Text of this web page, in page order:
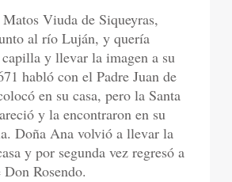
Viuda de Siqueyras,
al río Luján, y quería
y llevar la imagen a su
habló con el Padre Juan de
en su casa, pero la Santa
y la encontraron en su
Doña Ana volvió a llevar la
y por segunda vez regresó a
Rosendo.